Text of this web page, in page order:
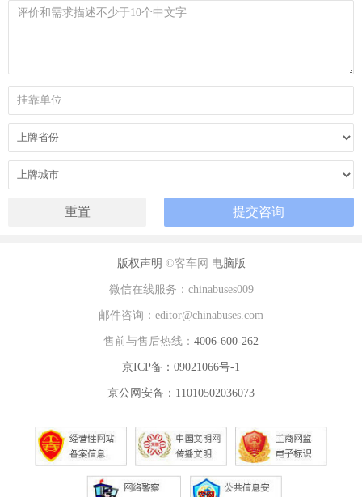
版权声明 ©客车网 电脑版
微信在线服务：chinabuses009
邮件咨询：editor@chinabuses.com
售前与售后热线： 4006-600-262
京ICP备：09021066号-1
京公网安备：11010502036073